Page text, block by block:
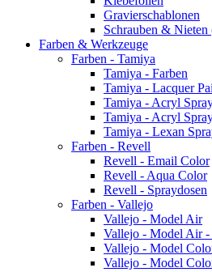
Gravierschablonen
Schrauben & Nieten
Farben & Werkzeuge
Farben - Tamiya
Tamiya - Farben
Tamiya - Lacquer
Tamiya - Acryl
Tamiya - Acryl
Tamiya - Lexan
Farben - Revell
Revell - Email Color
Revell - Aqua Color
Revell - Spraydosen
Farben - Vallejo
Vallejo - Model Air
Vallejo - Model Air -
Vallejo - Model
Vallejo - Model